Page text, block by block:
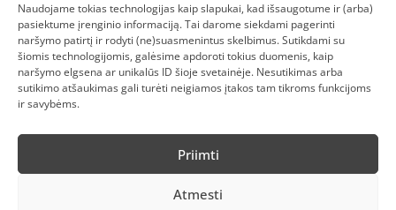
Naudojame tokias technologijas kaip slapukai, kad išsaugotume ir (arba)
pasiektume įrenginio informaciją. Tai darome siekdami pagerinti
naršymo patirtį ir rodyti (ne)suasmenintus skelbimus. Sutikdami su
šiomis technologijomis, galėsime apdoroti tokius duomenis, kaip
naršymo elgsena ar unikalūs ID šioje svetainėje. Nesutikimas arba
sutikimo atšaukimas gali turėti neigiamos įtakos tam tikroms funkcijoms
ir savybėms.
Priimti
Atmesti
PREKIŲ IR PINIGŲ GRĄŽINIMAS
ATSISKAITYMAS
D.U.K
KOKYBĖS POLITIKA
SLAPUKŲ POLITIKA
SĄLYGOS IR TAISYKLĖS
ELEKTRONIKOS RŪŠIAVIMAS